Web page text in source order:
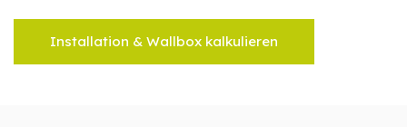
Installation & Wallbox kalkulieren